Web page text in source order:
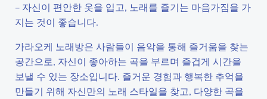
– 자신이 편안한 옷을 입고, 노래를 즐기는 마음가짐을 가
지는 것이 좋습니다.
가라오케 노래방은 사람들이 음악을 통해 즐거움을 찾는
공간으로, 자신이 좋아하는 곡을 부르며 즐겁게 시간을
보낼 수 있는 장소입니다. 즐거운 경험과 행복한 추억을
만들기 위해 자신만의 노래 스타일을 찾고, 다양한 곡을